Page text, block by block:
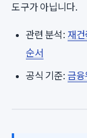
도구가 아닙니다.
관련 분석: 재
순서
공식 기준: 금융